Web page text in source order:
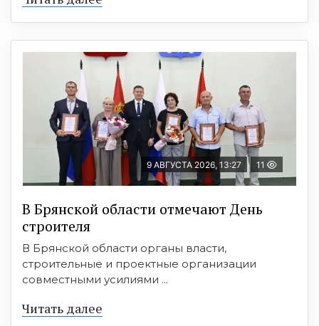
9 АВГУСТА 2026, 13:27 11
В Брянской области отмечают День
строителя
В Брянской области органы власти,
строительные и проектные организации
совместными усилиями ...
Читать далее